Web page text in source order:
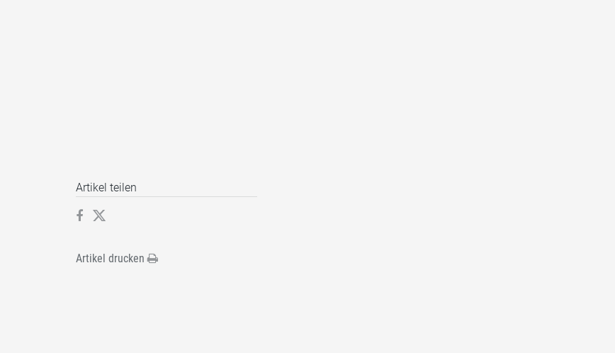
Artikel teilen
Artikel drucken